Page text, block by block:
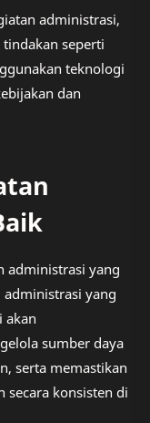
administrasi,
seperti
teknologi
dan
administrasi yang
yang
akan
sumber daya
serta memastikan
secara konsisten di